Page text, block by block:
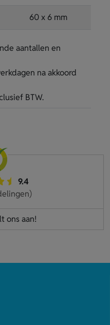
60 x 6 mm
aantallen en
na akkoord
BTW.
9.4
ons aan!